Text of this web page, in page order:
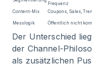
Frequenz
Content-Mix Coupons, Sales,
Messlogik Öffentlich nicht
Der Unterschied
der Channel-
als zusätzlichen